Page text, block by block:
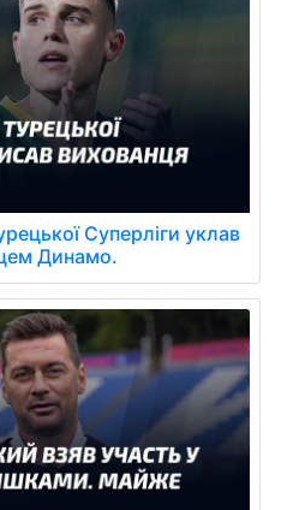
Суперліги уклав
Динамо.